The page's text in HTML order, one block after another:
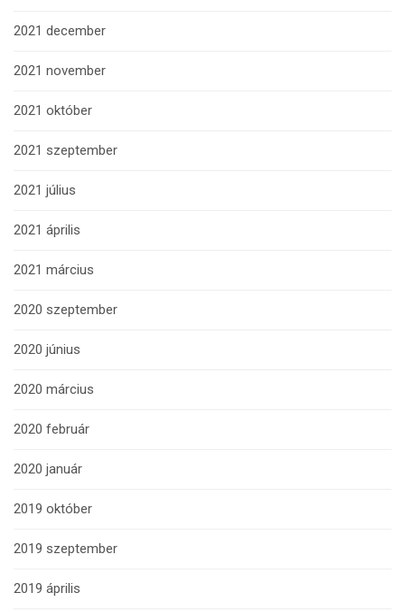
2021 december
2021 november
2021 október
2021 szeptember
2021 július
2021 április
2021 március
2020 szeptember
2020 június
2020 március
2020 február
2020 január
2019 október
2019 szeptember
2019 április